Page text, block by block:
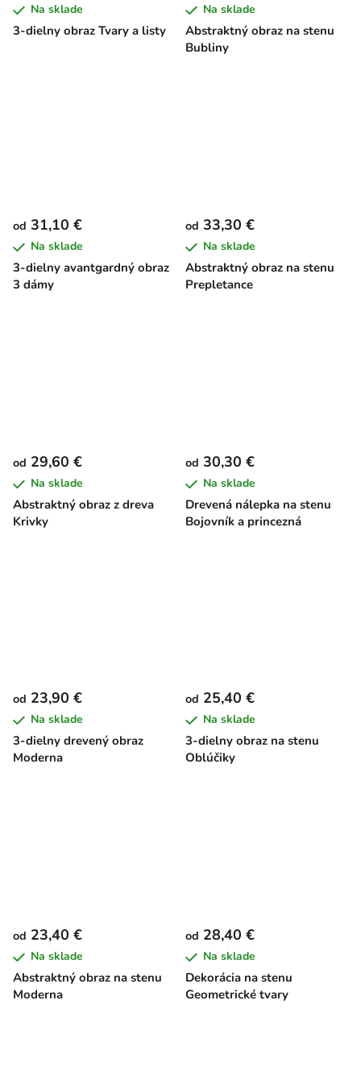
3-dielny obraz Tvary a listy
Na sklade
Abstraktný obraz na stenu
Bubliny
Na sklade
3-dielny avantgardný obraz
3 dámy
od 31,10 €
Na sklade
Abstraktný obraz na stenu
Prepletance
od 33,30 €
Na sklade
Abstraktný obraz z dreva
Krivky
od 29,60 €
Na sklade
Drevená nálepka na stenu
Bojovník a princezná
od 30,30 €
Na sklade
3-dielny drevený obraz
Moderna
od 23,90 €
Na sklade
3-dielny obraz na stenu
Oblúčiky
od 25,40 €
Na sklade
Abstraktný obraz na stenu
Moderna
od 23,40 €
Na sklade
Dekorácia na stenu
Geometrické tvary
od 28,40 €
Na sklade